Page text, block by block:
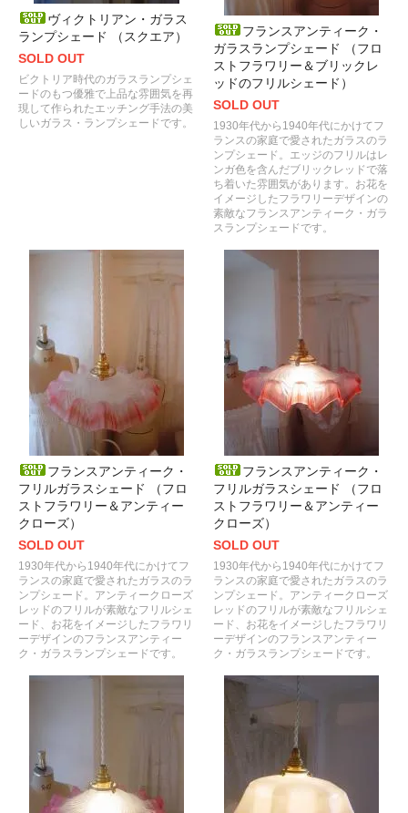
ヴィクトリアン・ガラス
ランプシェード （スクエア）
SOLD OUT
ビクトリア時代のガラスランプシェ
ードのもつ優雅で上品な雰囲気を再
現して作られたエッチング手法の美
しいガラス・ランプシェードです。
フランスアンティーク・
ガラスランプシェード （フロ
ストフラワリー＆ブリックレ
ッドのフリルシェード）
SOLD OUT
1930年代から1940年代にかけてフ
ランスの家庭で愛されたガラスのラ
ンプシェード。エッジのフリルはレ
ンガ色を含んだブリックレッドで落
ち着いた雰囲気があります。お花を
イメージしたフラワリーデザインの
素敵なフランスアンティーク・ガラ
スランプシェードです。
フランスアンティーク・
フリルガラスシェード （フロ
ストフラワリー＆アンティー
クローズ）
SOLD OUT
1930年代から1940年代にかけてフ
ランスの家庭で愛されたガラスのラ
ンプシェード。アンティークローズ
レッドのフリルが素敵なフリルシェ
ード、お花をイメージしたフラワリ
ーデザインのフランスアンティー
ク・ガラスランプシェードです。
フランスアンティーク・
フリルガラスシェード （フロ
ストフラワリー＆アンティー
クローズ）
SOLD OUT
1930年代から1940年代にかけてフ
ランスの家庭で愛されたガラスのラ
ンプシェード。アンティークローズ
レッドのフリルが素敵なフリルシェ
ード、お花をイメージしたフラワリ
ーデザインのフランスアンティー
ク・ガラスランプシェードです。